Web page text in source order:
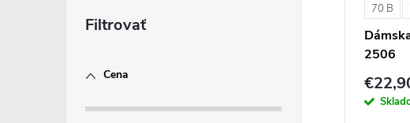
Cena
70 B
2506